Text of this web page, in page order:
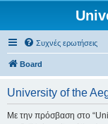
Συχνές ερωτήσεις
Board
University of the
Με την πρόσβαση στο